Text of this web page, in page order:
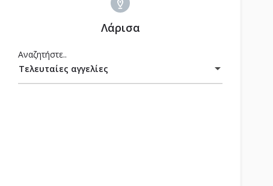
Λάρισα
Τελευταίες αγγελίες
Αναζητήστε..